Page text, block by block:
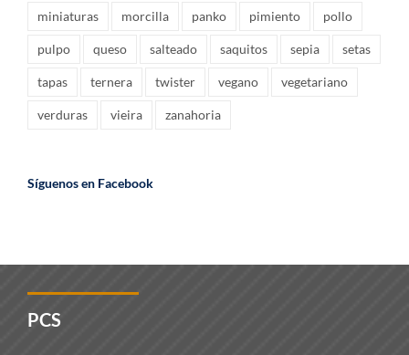
miniaturas morcilla panko pimiento pollo
pulpo queso salteado saquitos sepia setas
tapas ternera twister vegano vegetariano
verduras vieira zanahoria
Síguenos en Facebook
PCS